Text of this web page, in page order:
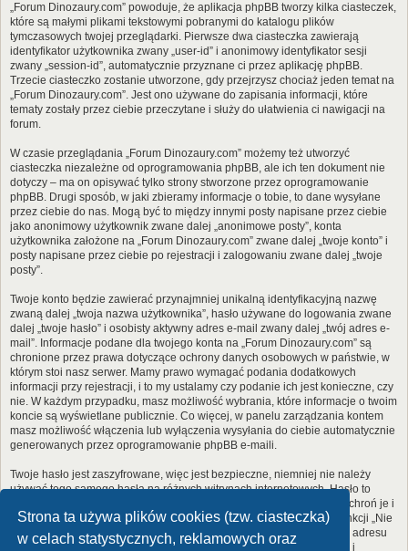
Strona ta używa plików cookies (tzw. ciasteczka)
w celach statystycznych, reklamowych oraz
„Forum Dinozaury.com” powoduje, że aplikacja phpBB tworzy kilka ciasteczek,
które są małymi plikami tekstowymi pobranymi do katalogu plików
tymczasowych twojej przeglądarki. Pierwsze dwa ciasteczka zawierają
identyfikator użytkownika zwany „user-id” i anonimowy identyfikator sesji
zwany „session-id”, automatycznie przyznane ci przez aplikację phpBB.
Trzecie ciasteczko zostanie utworzone, gdy przejrzysz chociaż jeden temat na
„Forum Dinozaury.com”. Jest ono używane do zapisania informacji, które
tematy zostały przez ciebie przeczytane i służy do ułatwienia ci nawigacji na
forum.
W czasie przeglądania „Forum Dinozaury.com” możemy też utworzyć
ciasteczka niezależne od oprogramowania phpBB, ale ich ten dokument nie
dotyczy – ma on opisywać tylko strony stworzone przez oprogramowanie
phpBB. Drugi sposób, w jaki zbieramy informacje o tobie, to dane wysyłane
przez ciebie do nas. Mogą być to między innymi posty napisane przez ciebie
jako anonimowy użytkownik zwane dalej „anonimowe posty”, konta
użytkownika założone na „Forum Dinozaury.com” zwane dalej „twoje konto” i
posty napisane przez ciebie po rejestracji i zalogowaniu zwane dalej „twoje
posty”.
Twoje konto będzie zawierać przynajmniej unikalną identyfikacyjną nazwę
zwaną dalej „twoja nazwa użytkownika”, hasło używane do logowania zwane
dalej „twoje hasło” i osobisty aktywny adres e-mail zwany dalej „twój adres e-
mail”. Informacje podane dla twojego konta na „Forum Dinozaury.com” są
chronione przez prawa dotyczące ochrony danych osobowych w państwie, w
którym stoi nasz serwer. Mamy prawo wymagać podania dodatkowych
informacji przy rejestracji, i to my ustalamy czy podanie ich jest konieczne, czy
nie. W każdym przypadku, masz możliwość wybrania, które informacje o twoim
koncie są wyświetlane publicznie. Co więcej, w panelu zarządzania kontem
masz możliwość włączenia lub wyłączenia wysyłania do ciebie automatycznie
generowanych przez oprogramowanie phpBB e-maili.
Twoje hasło jest zaszyfrowane, więc jest bezpieczne, niemniej nie należy
używać tego samego hasła na różnych witrynach internetowych. Hasło to
umożliwia dostęp do twojego konta na „Forum Dinozaury.com”, więc chroń je i
w żadnym wypadku nie podawajnikomu. Jeśli je zapomnisz, użyj funkcji „Nie
pamiętam hasła”. Witryna poprosi cię o podanie nazwy użytkownika i adresu
e-mail. Po podaniu tych danych zostanie wygenerowane nowe hasło i